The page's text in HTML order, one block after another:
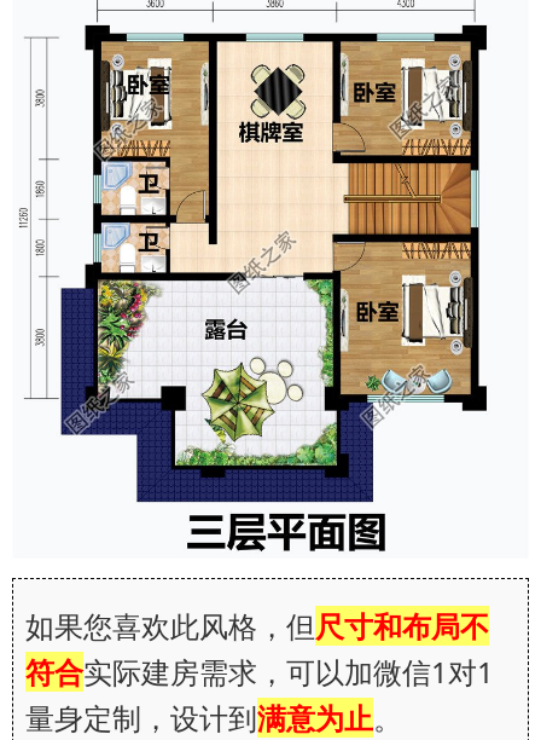
如果您喜欢此风格，但尺寸和布局不
符合实际建房需求，可以加微信1对1
量身定制，设计到满意为止。